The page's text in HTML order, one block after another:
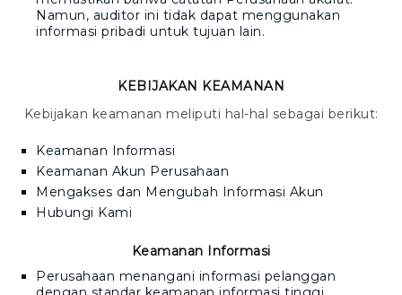
Namun, auditor ini tidak dapat menggunakan
informasi pribadi untuk tujuan lain.
KEBIJAKAN KEAMANAN
Kebijakan keamanan meliputi hal-hal sebagai berikut:
Keamanan Informasi
Keamanan Akun Perusahaan
Mengakses dan Mengubah Informasi Akun
Hubungi Kami
Keamanan Informasi
Perusahaan menangani informasi pelanggan